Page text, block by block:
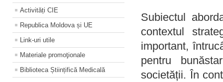
Activități CIE
Republica Moldova și UE
Link-uri utile
Materiale promoţionale
Biblioteca Științifică Medicală
Subiectul
contextul
important,
pentru
societății. În